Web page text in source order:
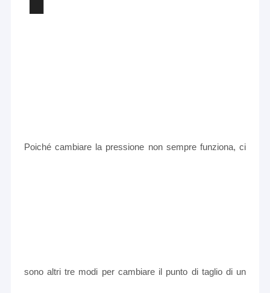
Poiché cambiare la pressione non sempre funziona, ci
sono altri tre modi per cambiare il punto di taglio di un